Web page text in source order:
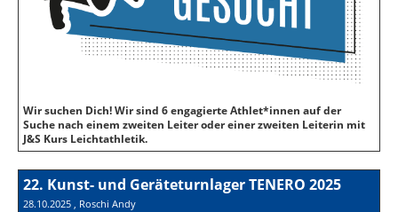
Wir suchen Dich! Wir sind 6 engagierte Athlet*innen auf der
Suche nach einem zweiten Leiter oder einer zweiten Leiterin mit
J&S Kurs Leichtathletik.
22. Kunst- und Geräteturnlager TENERO 2025
28.10.2025 , Roschi Andy